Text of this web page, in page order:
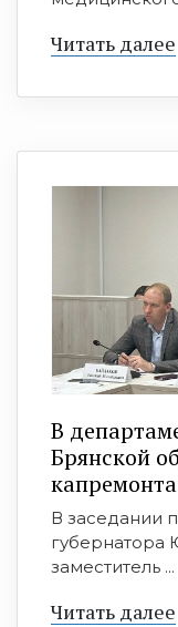
Читать далее
В
Брянской
В заседании
заместитель ...
Читать далее